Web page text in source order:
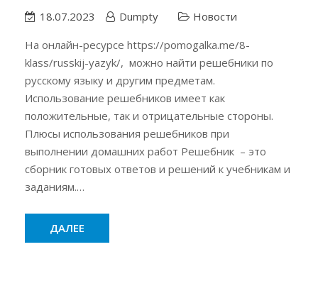
18.07.2023 Dumpty
Новости
На онлайн-ресурсе https://pomogalka.me/8-
klass/russkij-yazyk/, можно найти решебники по
русскому языку и другим предметам.
Использование решебников имеет как
положительные, так и отрицательные стороны.
Плюсы использования решебников при
выполнении домашних работ Решебник – это
сборник готовых ответов и решений к учебникам и
заданиям.…
ДАЛЕЕ